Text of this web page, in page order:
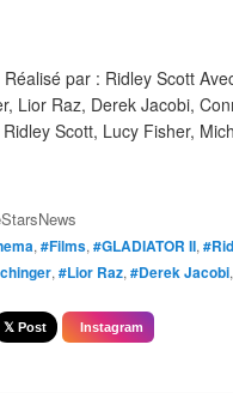
Réalisé par : Ridley Scott
Lior Raz, Derek Jacobi,
Scott, Lucy Fisher,
, #Films, #GLADIATOR II,
, #Lior Raz, #Derek Jacobi,
𝕏 Post Instagram